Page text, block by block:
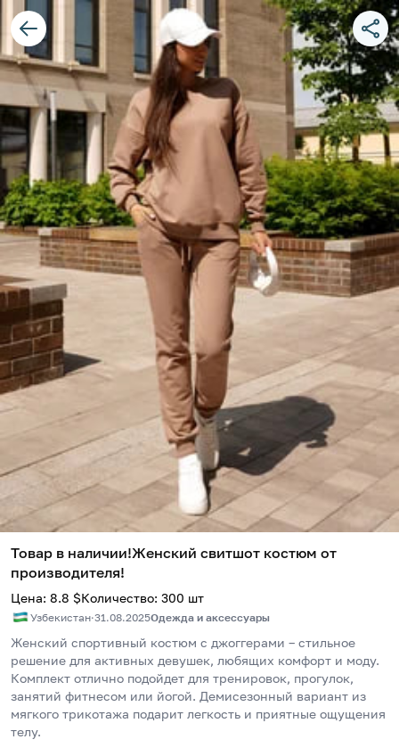
Товар в наличии!Женский свитшот костюм от
производителя!
Цена: 8.8 $Количество: 300 шт
Узбекистан·31.08.2025Одежда и аксессуары
Женский спортивный костюм с джоггерами – стильное
решение для активных девушек, любящих комфорт и моду.
Комплект отлично подойдет для тренировок, прогулок,
занятий фитнесом или йогой. Демисезонный вариант из
мягкого трикотажа подарит легкость и приятные ощущения
телу.